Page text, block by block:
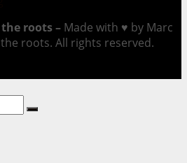
roots – Made with ♥ by Marc
roots. All rights reserved.